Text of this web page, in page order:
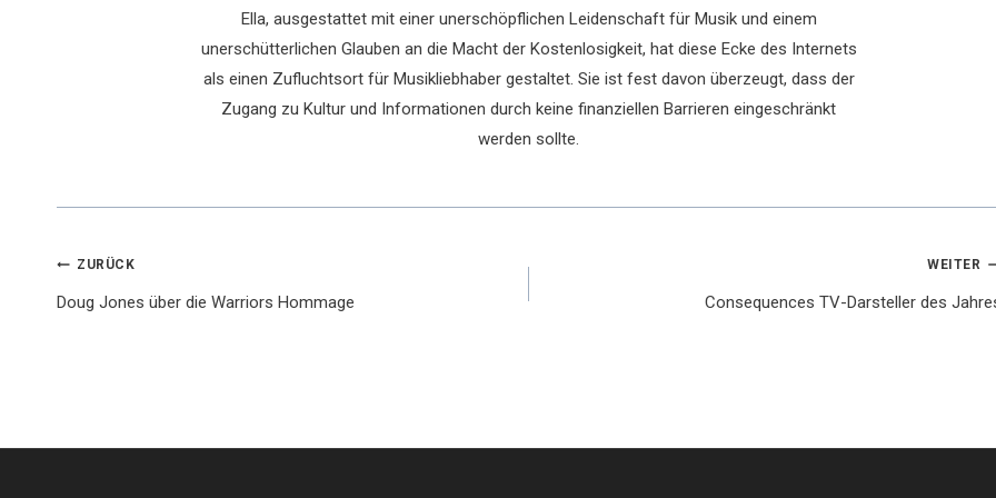
Ella, ausgestattet mit einer unerschöpflichen Leidenschaft für Musik und einem
unerschütterlichen Glauben an die Macht der Kostenlosigkeit, hat diese Ecke des Internets
als einen Zufluchtsort für Musikliebhaber gestaltet. Sie ist fest davon überzeugt, dass der
Zugang zu Kultur und Informationen durch keine finanziellen Barrieren eingeschränkt
werden sollte.
Beitragsnavigation
ZURÜCK
Doug Jones über die Warriors Hommage
WEITER
Consequences TV-Darsteller des